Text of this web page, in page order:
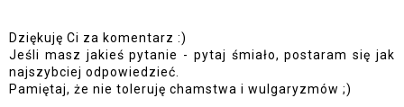
Dziękuję Ci za komentarz :)
Jeśli masz jakieś pytanie - pytaj śmiało, postaram się jak
najszybciej odpowiedzieć.
Pamiętaj, że nie toleruję chamstwa i wulgaryzmów ;)